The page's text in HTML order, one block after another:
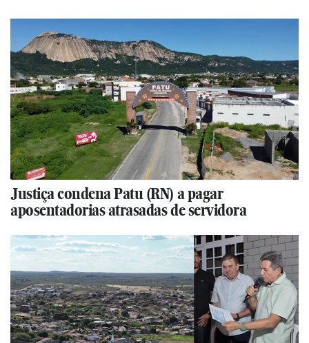
Justiça condena Patu (RN) a pagar
aposentadorias atrasadas de servidora